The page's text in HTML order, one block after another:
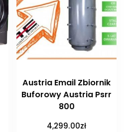
Austria Email Zbiornik
Buforowy Austria Psrr
800
4,299.00zł